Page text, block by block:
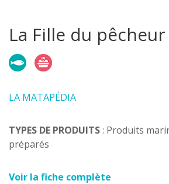
La Fille du
LA MATAPÉDIA
TYPES DE PRODUITS: Produits
préparés
Voir la fiche complète